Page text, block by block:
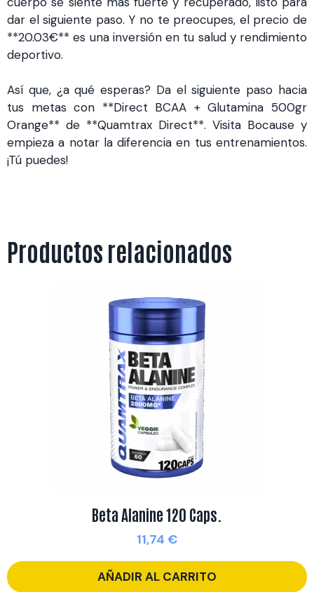
dar el siguiente paso. Y no te preocupes, el precio de
**20.03€** es una inversión en tu salud y rendimiento
deportivo.
Así que, ¿a qué esperas? Da el siguiente paso hacia
tus metas con **Direct BCAA + Glutamina 500gr
Orange** de **Quamtrax Direct**. Visita Bocause y
empieza a notar la diferencia en tus entrenamientos.
¡Tú puedes!
Productos relacionados
Beta Alanine 120 Caps.
11,74 €
AÑADIR AL CARRITO